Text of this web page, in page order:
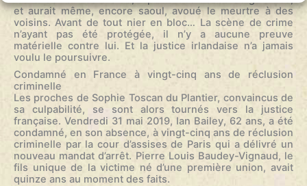
et aurait même, encore saoul, avoué le meurtre à des
voisins. Avant de tout nier en bloc… La scène de crime
n’ayant pas été protégée, il n’y a aucune preuve
matérielle contre lui. Et la justice irlandaise n’a jamais
voulu le poursuivre.
Condamné en France à vingt-cinq ans de réclusion
criminelle
Les proches de Sophie Toscan du Plantier, convaincus de
sa culpabilité, se sont alors tournés vers la justice
française. Vendredi 31 mai 2019, Ian Bailey, 62 ans, a été
condamné, en son absence, à vingt-cinq ans de réclusion
criminelle par la cour d’assises de Paris qui a délivré un
nouveau mandat d’arrêt. Pierre Louis Baudey-Vignaud, le
fils unique de la victime né d’une première union, avait
quinze ans au moment des faits.